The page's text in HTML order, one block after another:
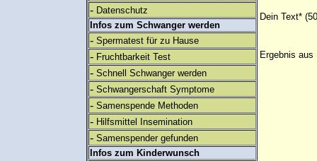
- Datenschutz
Infos zum Schwanger werden
- Spermatest für zu Hause
- Fruchtbarkeit Test
- Schnell Schwanger werden
- Schwangerschaft Symptome
- Samenspende Methoden
- Hilfsmittel Insemination
- Samenspender gefunden
Infos zum Kinderwunsch
Dein Text*
Ergebnis aus